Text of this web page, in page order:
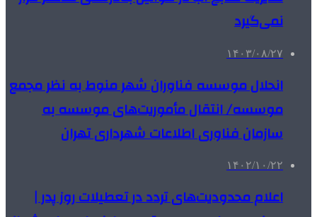
نمی‌گیرد
۱۴۰۳/۰۸/۲۷
انحلال موسسه فناوران شهر منوط به نظر مجمع
موسسه/ انتقال مأموریت‌های موسسه به
سازمان فناوری اطلاعات شهرداری تهران
۱۴۰۲/۱۰/۲۲
اعلام محدودیت‌های تردد در تعطیلات روز پدر |